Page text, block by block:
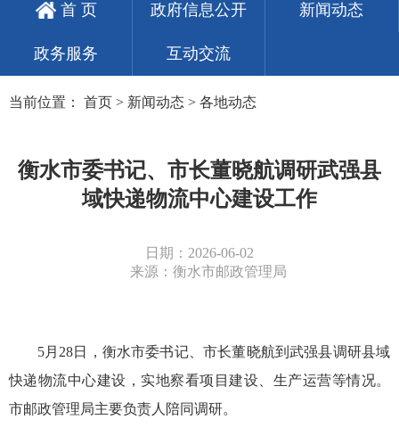
首 页 政府信息公开 新闻动态
政务服务 互动交流
当前位置： 首页 > 新闻动态 > 各地动态
衡水市委书记、市长董晓航调研武强县
域快递物流中心建设工作
日期：2026-06-02
来源：衡水市邮政管理局
5月28日，衡水市委书记、市长董晓航到武强县调研县域
快递物流中心建设，实地察看项目建设、生产运营等情况。
市邮政管理局主要负责人陪同调研。